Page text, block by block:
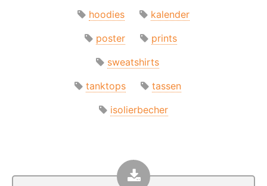
hoodies
kalender
poster
prints
sweatshirts
tanktops
tassen
isolierbecher